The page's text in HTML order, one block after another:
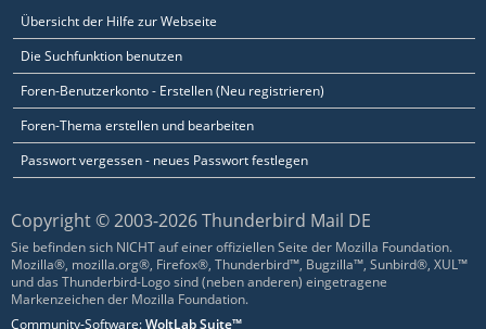
Übersicht der Hilfe zur Webseite
Die Suchfunktion benutzen
Foren-Benutzerkonto - Erstellen (Neu registrieren)
Foren-Thema erstellen und bearbeiten
Passwort vergessen - neues Passwort festlegen
Copyright © 2003-2026 Thunderbird Mail DE
Sie befinden sich NICHT auf einer offiziellen Seite der Mozilla Foundation.
Mozilla®, mozilla.org®, Firefox®, Thunderbird™, Bugzilla™, Sunbird®, XUL™
und das Thunderbird-Logo sind (neben anderen) eingetragene
Markenzeichen der Mozilla Foundation.
Community-Software:WoltLab Suite™